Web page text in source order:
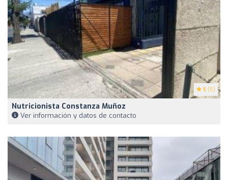
5 (5)
Nutricionista Constanza Muñoz
Ver información y datos de contacto